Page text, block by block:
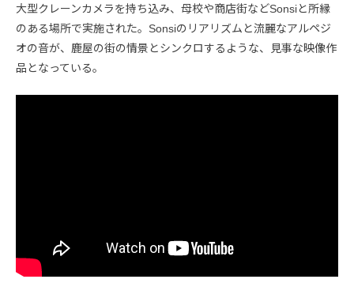
大型クレーンカメラを持ち込み、母校や商店街などSonsiと所縁
のある場所で実施された。Sonsiのリアリズムと流麗なアルペジ
オの音が、鹿屋の街の情景とシンクロするような、見事な映像作
品となっている。